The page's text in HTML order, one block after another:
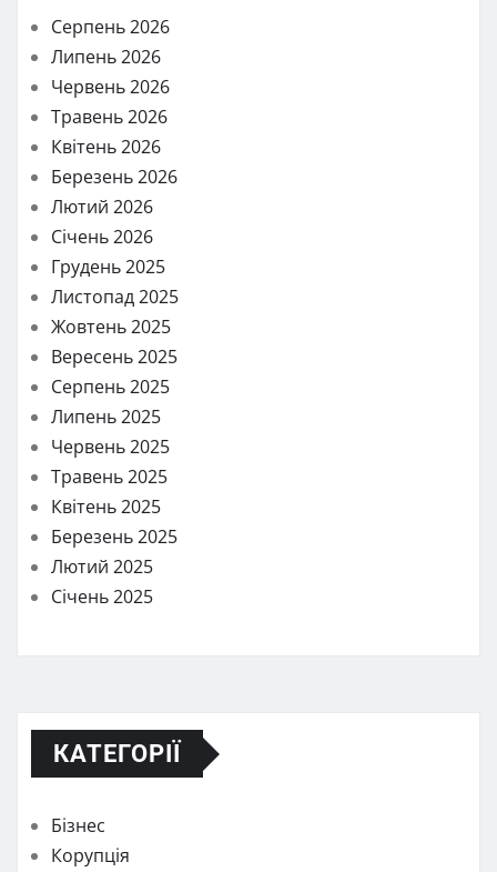
Серпень 2026
Липень 2026
Червень 2026
Травень 2026
Квітень 2026
Березень 2026
Лютий 2026
Січень 2026
Грудень 2025
Листопад 2025
Жовтень 2025
Вересень 2025
Серпень 2025
Липень 2025
Червень 2025
Травень 2025
Квітень 2025
Березень 2025
Лютий 2025
Січень 2025
КАТЕГОРІЇ
Бізнес
Корупція